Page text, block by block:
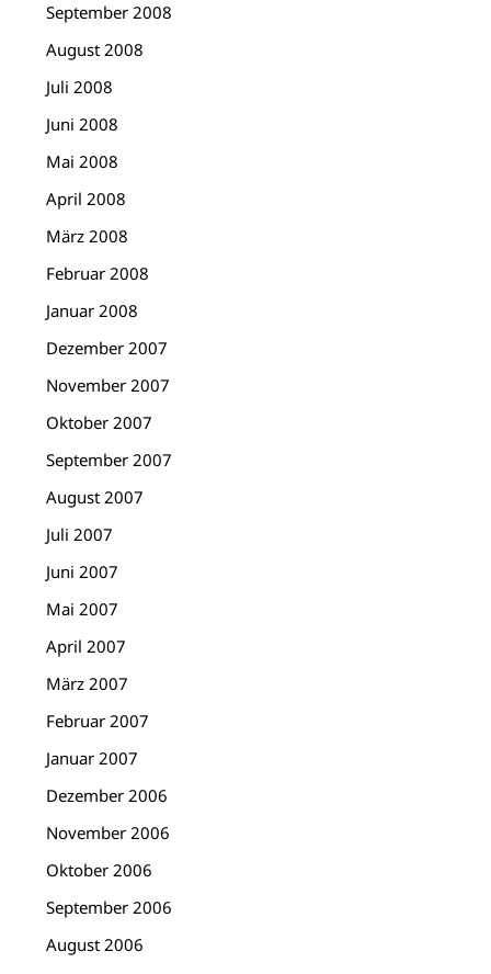
September 2008
August 2008
Juli 2008
Juni 2008
Mai 2008
April 2008
März 2008
Februar 2008
Januar 2008
Dezember 2007
November 2007
Oktober 2007
September 2007
August 2007
Juli 2007
Juni 2007
Mai 2007
April 2007
März 2007
Februar 2007
Januar 2007
Dezember 2006
November 2006
Oktober 2006
September 2006
August 2006